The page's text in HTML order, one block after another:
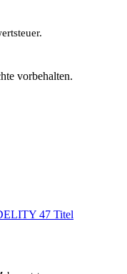
vorbehalten.